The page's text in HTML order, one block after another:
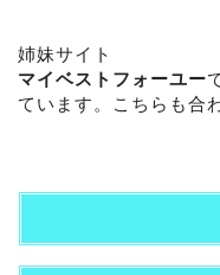
姉妹サイト
マイベストフォーユー
ています。こちらも合